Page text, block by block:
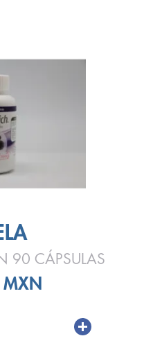
90 CÁPSULAS